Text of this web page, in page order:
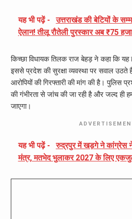
यह भी पढ़ें -
उत्तराखंड की बेटियों के
ऐलान! तीलू रौतेली पुरस्कार अब ₹75
किच्छा विधायक तिलक राज बेहड़ ने कहा कि
इससे प्रदेश की सुरक्षा व्यवस्था पर सवाल
आरोपियों की गिरफ्तारी की मांग की है। पुलिस
की गंभीरता से जांच की जा रही है और जल्द ही
जाएगा।
यह भी पढ़ें -
रुद्रपुर में खड़गे ने कांग्रेस
मंत्र, मतभेद भुलाकर 2027 के लिए